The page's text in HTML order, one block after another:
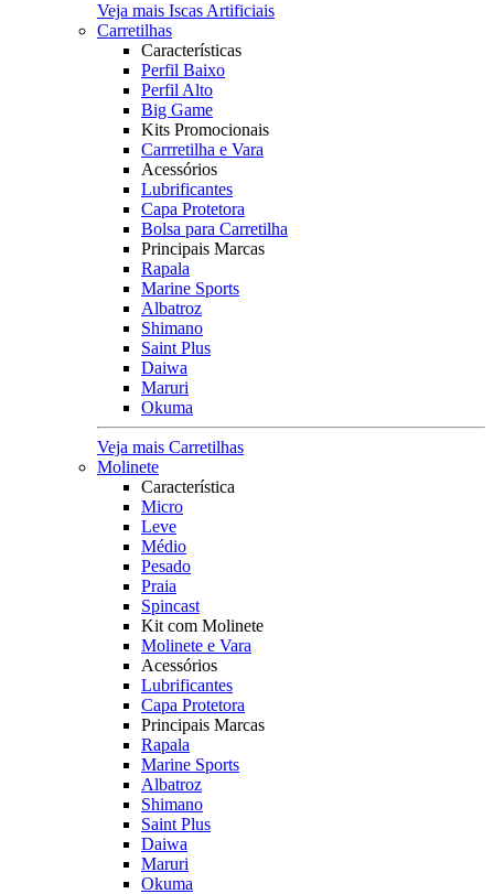
Veja mais Iscas Artificiais
Carretilhas
Características
Perfil Baixo
Perfil Alto
Big Game
Kits Promocionais
Carrretilha e Vara
Acessórios
Lubrificantes
Capa Protetora
Bolsa para Carretilha
Principais Marcas
Rapala
Marine Sports
Albatroz
Shimano
Saint Plus
Daiwa
Maruri
Okuma
Veja mais Carretilhas
Molinete
Característica
Micro
Leve
Médio
Pesado
Praia
Spincast
Kit com Molinete
Molinete e Vara
Acessórios
Lubrificantes
Capa Protetora
Principais Marcas
Rapala
Marine Sports
Albatroz
Shimano
Saint Plus
Daiwa
Maruri
Okuma